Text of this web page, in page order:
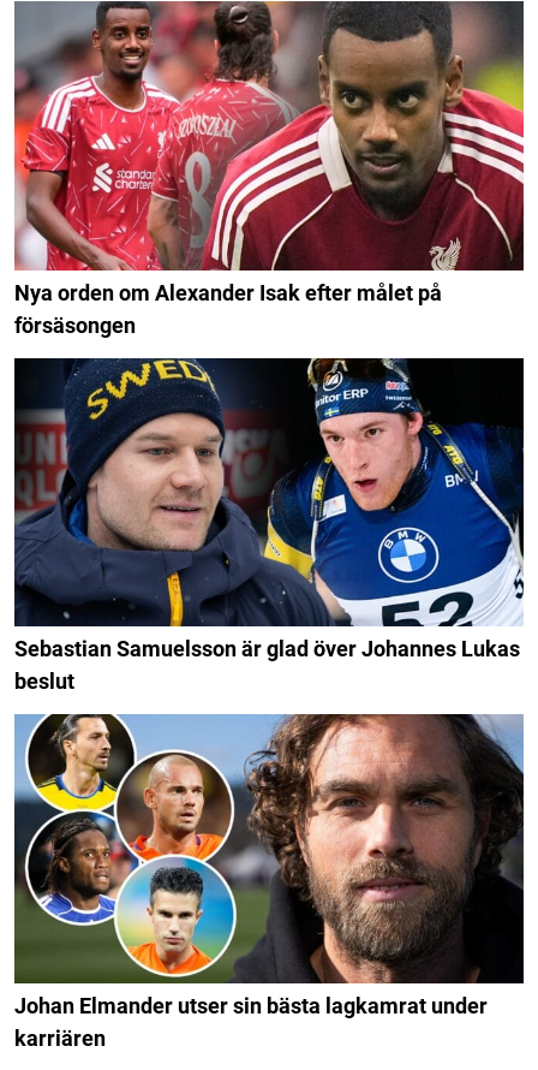
Nya orden om Alexander Isak efter målet på
försäsongen
Sebastian Samuelsson är glad över Johannes Lukas
beslut
Johan Elmander utser sin bästa lagkamrat under
karriären